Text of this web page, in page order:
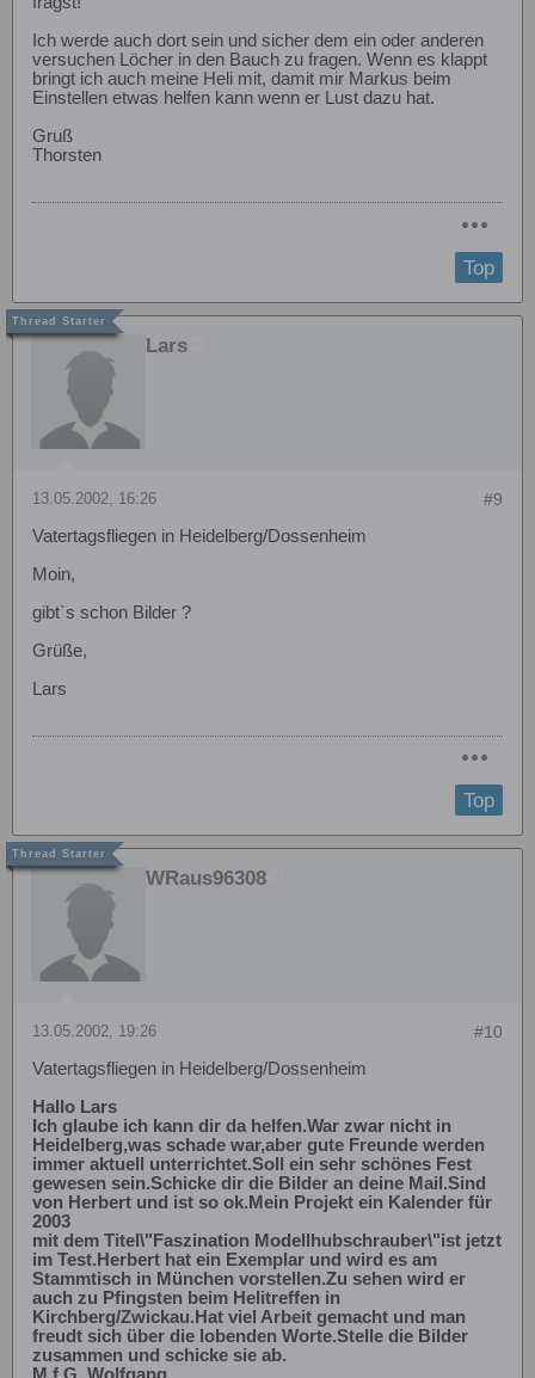
Ich werde auch dort sein und sicher dem ein oder anderen
versuchen Löcher in den Bauch zu fragen. Wenn es klappt
bringt ich auch meine Heli mit, damit mir Markus beim
Einstellen etwas helfen kann wenn er Lust dazu hat.
Gruß
Thorsten
Top
Lars
#9
13.05.2002, 16:26
Vatertagsfliegen in Heidelberg/Dossenheim
Moin,
gibt`s schon Bilder ?
Grüße,
Lars
Top
WRaus96308
#10
13.05.2002, 19:26
Vatertagsfliegen in Heidelberg/Dossenheim
Hallo Lars
Ich glaube ich kann dir da helfen.War zwar nicht in
Heidelberg,was schade war,aber gute Freunde werden
immer aktuell unterrichtet.Soll ein sehr schönes Fest
gewesen sein.Schicke dir die Bilder an deine Mail.Sind
von Herbert und ist so ok.Mein Projekt ein Kalender für
2003
mit dem Titel\"Faszination Modellhubschrauber\"ist jetzt
im Test.Herbert hat ein Exemplar und wird es am
Stammtisch in München vorstellen.Zu sehen wird er
auch zu Pfingsten beim Helitreffen in
Kirchberg/Zwickau.Hat viel Arbeit gemacht und man
freudt sich über die lobenden Worte.Stelle die Bilder
zusammen und schicke sie ab.